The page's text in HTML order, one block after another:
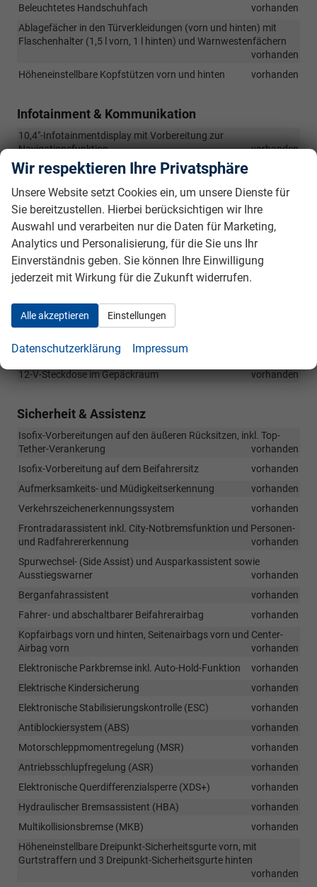
Beleuchtetes Handschuhfach
vorhanden
Ablagefächer in den Türverkleidungen (vorn und hinten) mit
Flaschenhalter (1,5 l vorn, 1 l hinten) und Warnwestenfächern
vorhanden
Höheneinstellbare Kopfstützen vorn und hinten
vorhanden
Infotainment & Kommunikation
10,4"-Infotainmentdisplay mit Vorbereitung zur
Navigationsfunktion
vorhanden
Telefonfreisprecheinrichtung Bluetooth
Digitaler Radioempfang (DAB+)
vorhanden
8 Lautsprecher
vorhanden
Wireless SmartLink (Apple CarPlay, Android Auto)
vorhanden
Phonebox mit induktiver Schnell-Ladefunktion für 2
Smartphones
vorhanden
10" Digital Cockpit Plus
12-V-Steckdose vorn
2 USB-C-Anschlüsse vorn, 2 USB-C-Anschlüsse (Ladefunktion)
1 USB-C-Anschluss (Ladefunktion) am Innenspiegel
12-V-Steckdose im Gepäckraum
vorhanden
Sicherheit & Assistenz
Isofix-Vorbereitungen auf den äußeren Rücksitzen, inkl. Top-
Tether-Verankerung
vorhanden
Isofix-Vorbereitung auf dem Beifahrersitz
vorhanden
Aufmerksamkeits- und Müdigkeitserkennung
vorhanden
Verkehrszeichenerkennungssystem
vorhanden
Frontradarassistent inkl. City-Notbremsfunktion und Personen-
und Radfahrererkennung
vorhanden
Spurwechsel- (Side Assist) und Ausparkassistent sowie
Ausstiegswarner
vorhanden
Berganfahrassistent
vorhanden
Fahrer- und abschaltbarer Beifahrerairbag
vorhanden
Kopfairbags vorn und hinten, Seitenairbags vorn und Center-
Airbag vorn
vorhanden
Elektronische Parkbremse inkl. Auto-Hold-Funktion
vorhanden
Elektrische Kindersicherung
vorhanden
Elektronische Stabilisierungskontrolle (ESC)
vorhanden
Antiblockiersystem (ABS)
vorhanden
Motorschleppmomentregelung (MSR)
vorhanden
Antriebsschlupfregelung (ASR)
vorhanden
Elektronische Querdifferenzialsperre (XDS+)
vorhanden
Hydraulischer Bremsassistent (HBA)
vorhanden
Multikollisionsbremse (MKB)
vorhanden
Höheneinstellbare Dreipunkt-Sicherheitsgurte vorn, mit
Gurtstraffern und 3 Dreipunkt-Sicherheitsgurte hinten
vorhanden
Wir respektieren Ihre Privatsphäre
Unsere Website setzt Cookies ein, um unsere Dienste für
Sie bereitzustellen. Hierbei berücksichtigen wir Ihre
Auswahl und verarbeiten nur die Daten für Marketing,
Analytics und Personalisierung, für die Sie uns Ihr
Einverständnis geben. Sie können Ihre Einwilligung
jederzeit mit Wirkung für die Zukunft widerrufen.
Alle akzeptieren Einstellungen
Datenschutzerklärung Impressum